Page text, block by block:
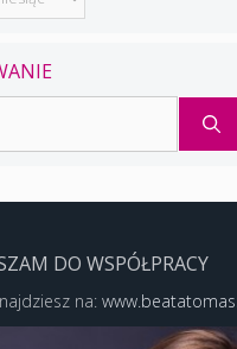
DO WSPÓŁPRACY
na: